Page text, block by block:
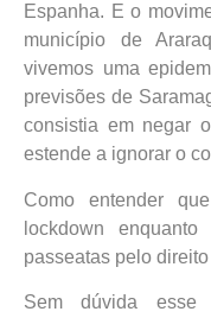
Espanha. E o
município de
vivemos uma
previsões de
consistia em negar
estende a ignorar o
Como entender
lockdown
passeatas pelo
Sem dúvida